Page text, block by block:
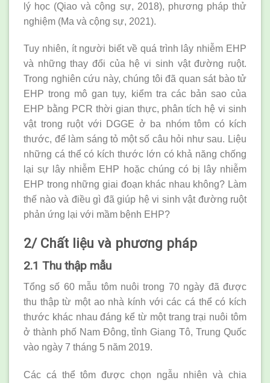
lý học (Qiao và cộng sự, 2018), phương pháp thử
nghiệm (Ma và cộng sự, 2021).
Tuy nhiên, ít người biết về quá trình lây nhiễm EHP
và những thay đổi của hệ vi sinh vật đường ruột.
Trong nghiên cứu này, chúng tôi đã quan sát bào tử
EHP trong mô gan tụy, kiểm tra các bản sao của
EHP bằng PCR thời gian thực, phân tích hệ vi sinh
vật trong ruột với DGGE ở ba nhóm tôm có kích
thước, để làm sáng tỏ một số câu hỏi như sau. Liệu
những cá thể có kích thước lớn có khả năng chống
lại sự lây nhiễm EHP hoặc chúng có bị lây nhiễm
EHP trong những giai đoạn khác nhau không? Làm
thế nào và điều gì đã giúp hệ vi sinh vật đường ruột
phản ứng lại với mầm bệnh EHP?
2/ Chất liệu và phương pháp
2.1 Thu thập mẫu
Tổng số 60 mẫu tôm nuôi trong 70 ngày đã được
thu thập từ một ao nhà kính với các cá thể có kích
thước khác nhau đáng kể từ một trang trại nuôi tôm
ở thành phố Nam Đông, tỉnh Giang Tô, Trung Quốc
vào ngày 7 tháng 5 năm 2019.
Các cá thể tôm được chọn ngẫu nhiên và chia